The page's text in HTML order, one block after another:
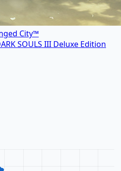
City™
SOULS III Deluxe Edition